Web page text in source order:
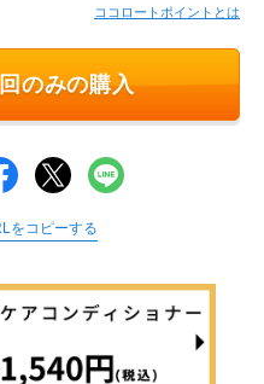
表記
ココロートポイントとは
のみの購入
をコピーする